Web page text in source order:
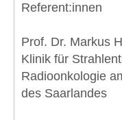
Referent:innen
Prof. Dr. Markus
Klinik für
Radioonkologie
des Saarlandes